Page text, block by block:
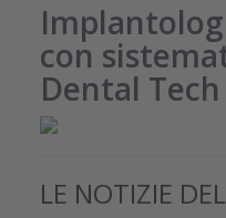
con
Dental Tech
LE NOTIZIE